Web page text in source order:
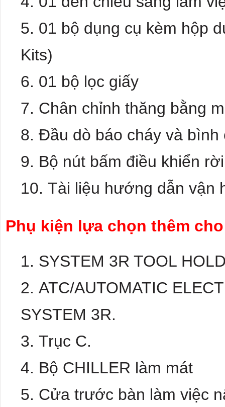
01 bộ dụng cụ kèm hộp
Kits)
01 bộ lọc giấy
Chân chỉnh thăng bằng
Đầu dò báo cháy và bình
Bộ nút bấm điều khiển
Tài liệu hướng dẫn vận
Phụ kiện lựa chọn thêm
SYSTEM 3R TOOL
ATC/AUTOMATIC
SYSTEM 3R.
Trục C.
Bộ CHILLER làm mát
Cửa trước bàn làm việc